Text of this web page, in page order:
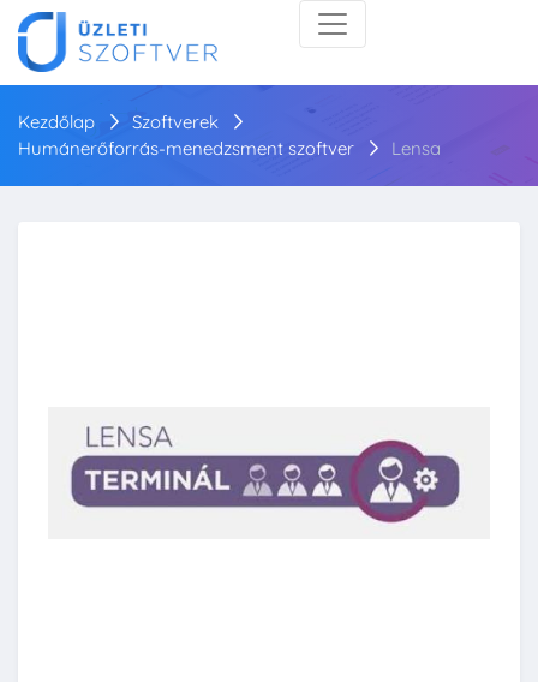
Kezdőlap
Szoftverek
Humánerőforrás-menedzsment szoftver
Lensa